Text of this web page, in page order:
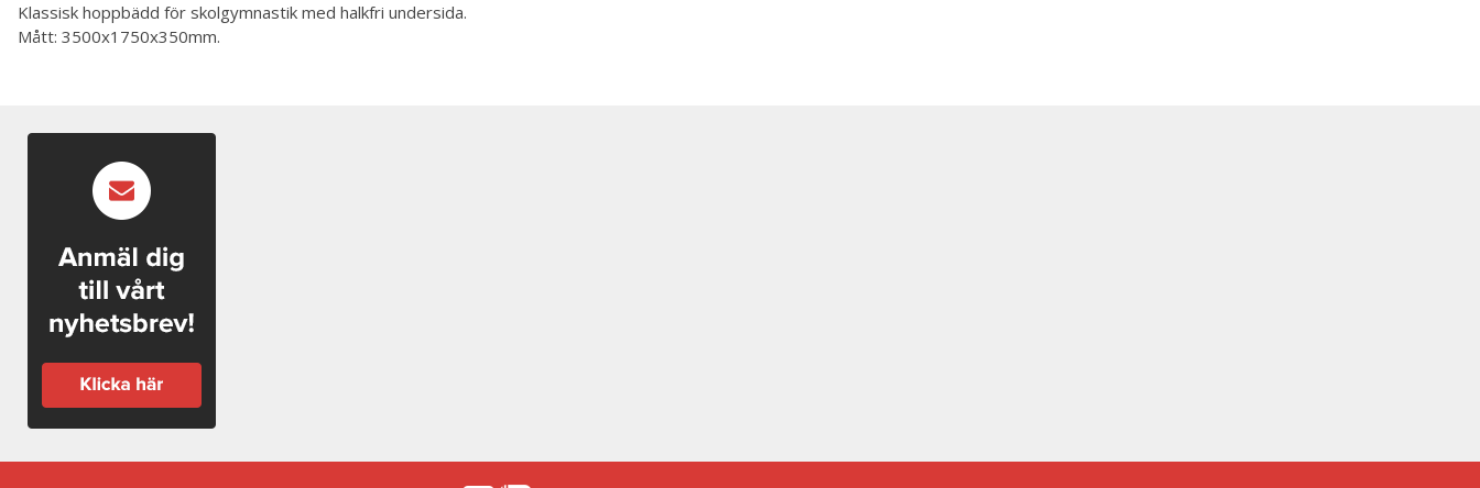
Klassisk hoppbädd för skolgymnastik med halkfri undersida.
Mått: 3500x1750x350mm.